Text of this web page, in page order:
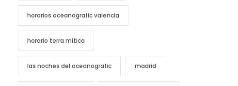
horarios oceanografic valencia
horario terra mítica
las noches del oceanografic madrid